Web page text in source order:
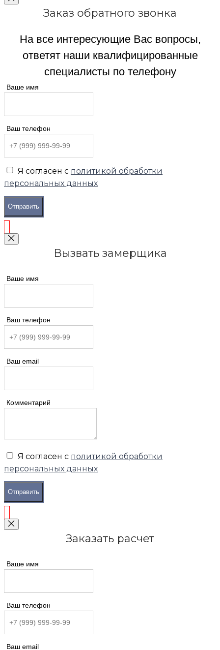
Заказ обратного звонка
На все интересующие Вас вопросы,
ответят наши квалифицированные
специалисты по телефону
Ваше имя
Ваш телефон
Я согласен с политикой обработки
персональных данных
Отправить
Вызвать замерщика
Ваше имя
Ваш телефон
Ваш email
Комментарий
Я согласен с политикой обработки
персональных данных
Отправить
Заказать расчет
Ваше имя
Ваш телефон
Ваш email